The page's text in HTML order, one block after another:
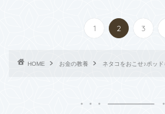
1 2 3
HOME お金の教養 ネタコをおこせ♪ポッド